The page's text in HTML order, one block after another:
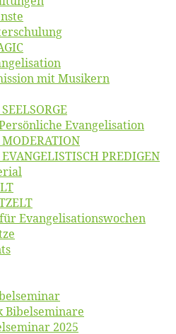
mit Musikern
Evangelisation
PREDIGEN
Evangelisationswochen
Bibelseminare
2025